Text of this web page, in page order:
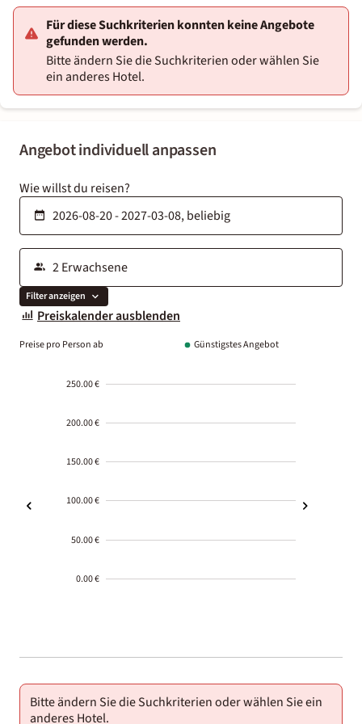
Angebot individuell anpassen
Wie willst du reisen?
Filter anzeigen
Preiskalender ausblenden
Preise pro Person ab Günstigstes Angebot
250.00 €
200.00 €
150.00 €
100.00 €
50.00 €
0.00 €
01-02
Bitte ändern Sie die Suchkriterien oder wählen Sie ein
anderes Hotel.
Für diese Suchkriterien konnten keine Angebote
gefunden werden.
Bitte ändern Sie die Suchkriterien oder wählen Sie
ein anderes Hotel.